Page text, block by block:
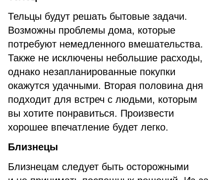
Тельцы будут решать бытовые задачи.
Возможны проблемы дома, которые
потребуют немедленного вмешательства.
Также не исключены небольшие расходы,
однако незапланированные покупки
окажутся удачными. Вторая половина дня
подходит для встреч с людьми, которым
вы хотите понравиться. Произвести
хорошее впечатление будет легко.
Близнецы
Близнецам следует быть осторожными